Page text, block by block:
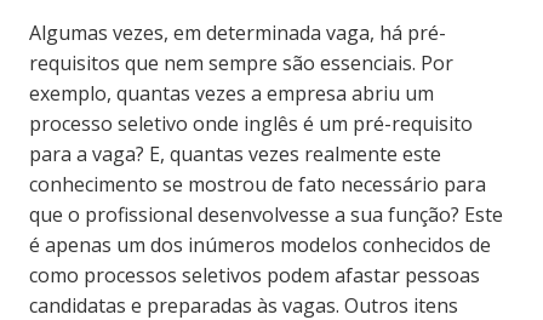
Algumas vezes, em determinada vaga, há pré-
requisitos que nem sempre são essenciais. Por
exemplo, quantas vezes a empresa abriu um
processo seletivo onde inglês é um pré-requisito
para a vaga? E, quantas vezes realmente este
conhecimento se mostrou de fato necessário para
que o profissional desenvolvesse a sua função? Este
é apenas um dos inúmeros modelos conhecidos de
como processos seletivos podem afastar pessoas
candidatas e preparadas às vagas. Outros itens